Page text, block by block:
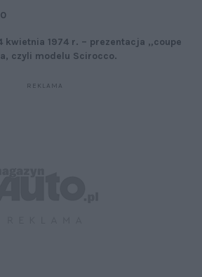
kwietnia 1974 r. – prezentacja „coupe
czyli modelu Scirocco.